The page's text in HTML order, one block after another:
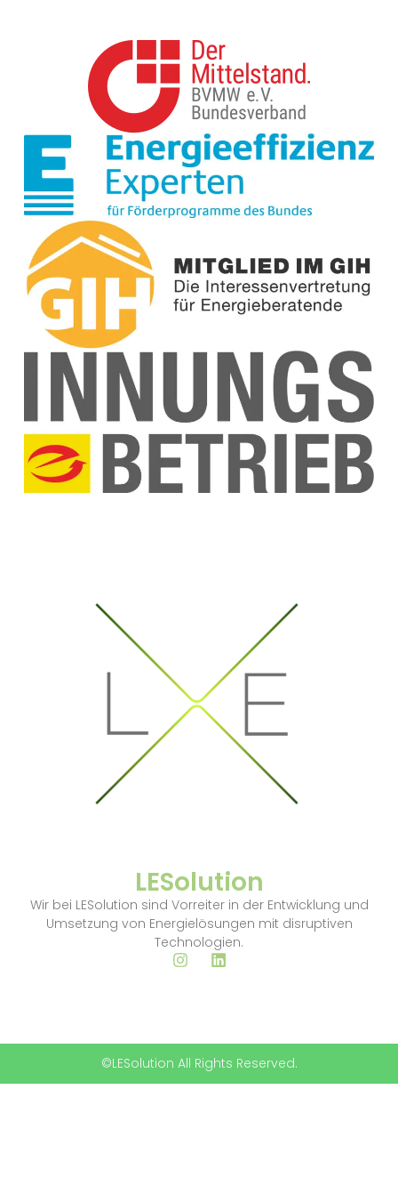
LESolution
Wir bei LESolution sind Vorreiter in der Entwicklung und
Umsetzung von Energielösungen mit disruptiven
Technologien.
©LESolution All Rights Reserved.